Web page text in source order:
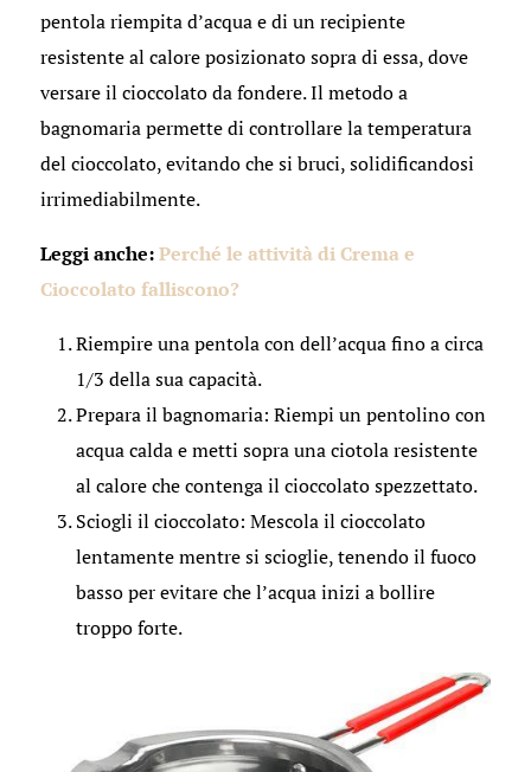
pentola riempita d’acqua e di un recipiente
resistente al calore posizionato sopra di essa, dove
versare il cioccolato da fondere. Il metodo a
bagnomaria permette di controllare la temperatura
del cioccolato, evitando che si bruci, solidificandosi
irrimediabilmente.
Leggi anche:Perché le attività di Crema e
Cioccolato falliscono?
Riempire una pentola con dell’acqua fino a circa
1/3 della sua capacità.
Prepara il bagnomaria: Riempi un pentolino con
acqua calda e metti sopra una ciotola resistente
al calore che contenga il cioccolato spezzettato.
Sciogli il cioccolato: Mescola il cioccolato
lentamente mentre si scioglie, tenendo il fuoco
basso per evitare che l’acqua inizi a bollire
troppo forte.